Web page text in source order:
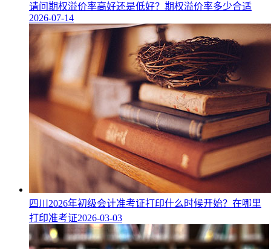
请问期权溢价率高好还是低好？期权溢价率多少合适
2026-07-14
四川2026年初级会计准考证打印什么时候开始？在哪里
打印准考证2026-03-03